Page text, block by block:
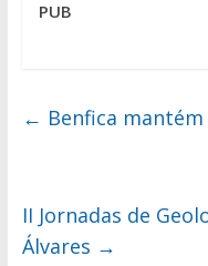
PUB
← Benfica
II Jornadas de
Álvares →